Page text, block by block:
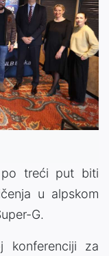
po treći put biti
u alpskom
G.
konferenciji za